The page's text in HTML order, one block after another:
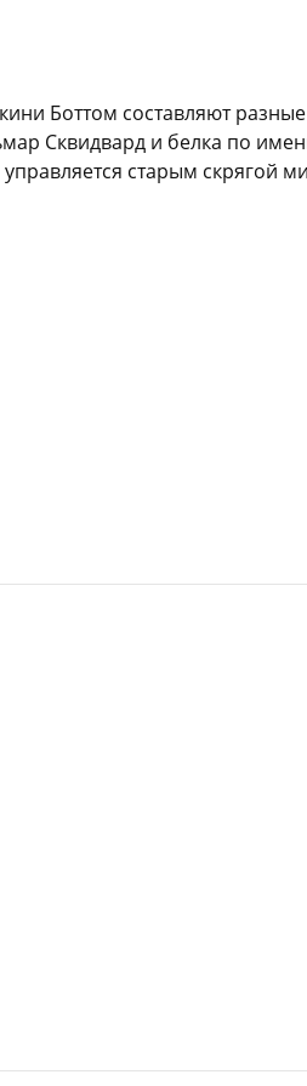
Боттом составляют
Сквидвард и белка по
старым скрягой